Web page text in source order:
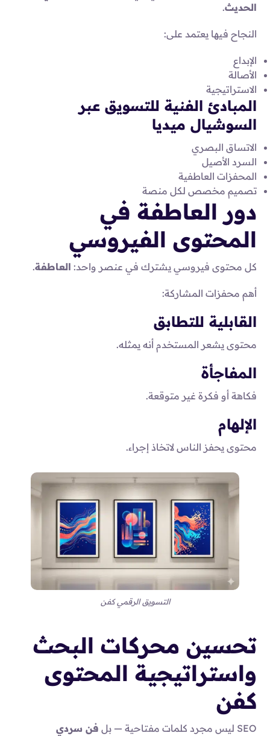
الحديث.
النجاح فيها يعتمد على:
الإبداع
الأصالة
الاستراتيجية
المبادئ الفنية للتسويق عبر
السوشيال ميديا
الاتساق البصري
السرد الأصيل
المحفزات العاطفية
تصميم مخصص لكل منصة
دور العاطفة في
المحتوى الفيروسي
كل محتوى فيروسي يشترك في عنصر واحد: العاطفة.
أهم محفزات المشاركة:
القابلية للتطابق
محتوى يشعر المستخدم أنه يمثله.
المفاجأة
فكاهة أو فكرة غير متوقعة.
الإلهام
محتوى يحفز الناس لاتخاذ إجراء.
التسويق الرقمي كفن
تحسين محركات البحث
واستراتيجية المحتوى
كفن
SEO ليس مجرد كلمات مفتاحية — بل
فن سردي